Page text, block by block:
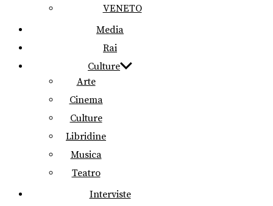
VENETO
Media
Rai
Culture
Arte
Cinema
Culture
Libridine
Musica
Teatro
Interviste